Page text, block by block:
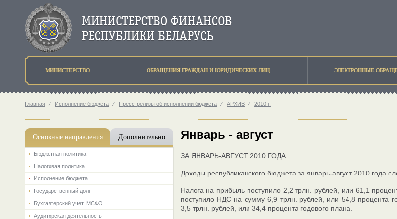
МИНИСТЕРСТВО ОБРАЩЕНИЯ ГРАЖДАН И ЮРИДИЧЕСКИХ ЛИЦ ЭЛЕКТРОННЫЕ
Главная ⁄ Исполнение бюджета ⁄ Пресс-релизы об исполнении бюджета ⁄ АРХИВ ⁄ 2010 г.
Основные направления Дополнительно
Бюджетная политика
Налоговая политика
Исполнение бюджета
Государственный долг
Бухгалтерский учет. МСФО
Аудиторская деятельность
Январь - август
ЗА ЯНВАРЬ-АВГУСТ 2010 ГОДА
Доходы республиканского бюджета за январь-август 2010 года
Налога на прибыль поступило 2,2 трлн. рублей, или 61,1
поступило НДС на сумму 6,9 трлн. рублей, или 54,8 процента
3,5 трлн. рублей, или 34,4 процента годового плана.